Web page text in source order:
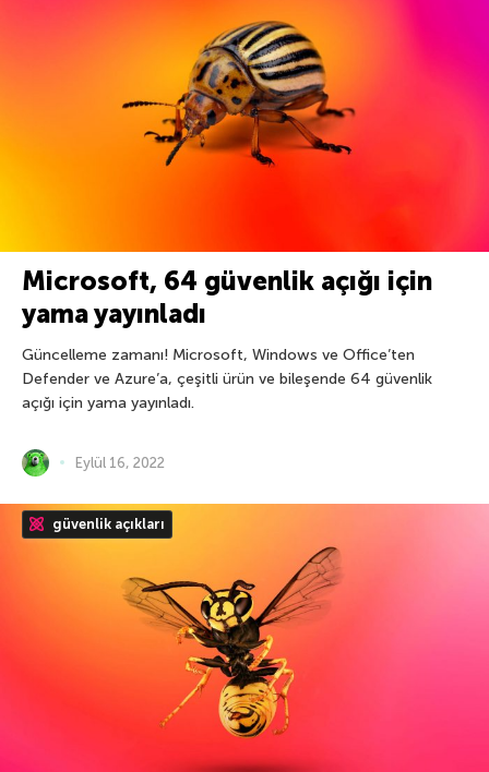
Microsoft, 64 güvenlik açığı için
yama yayınladı
Güncelleme zamanı! Microsoft, Windows ve Office’ten
Defender ve Azure’a, çeşitli ürün ve bileşende 64 güvenlik
açığı için yama yayınladı.
Eylül 16, 2022
güvenlik açıkları